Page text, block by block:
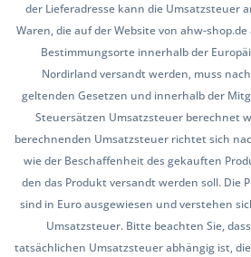
der Lieferadresse kann die Umsatzsteuer
Waren, die auf der Website von ahw-
Bestimmungsorte innerhalb der
Nordirland versandt werden, muss
geltenden Gesetzen und innerhalb der
Steuersätzen Umsatzsteuer berechnet
berechnenden Umsatzsteuer richtet sich
wie der Beschaffenheit des gekauften
den das Produkt versandt werden soll. Die
sind in Euro ausgewiesen und verstehen
Umsatzsteuer. Bitte beachten Sie,
tatsächlichen Umsatzsteuer abhängig ist,